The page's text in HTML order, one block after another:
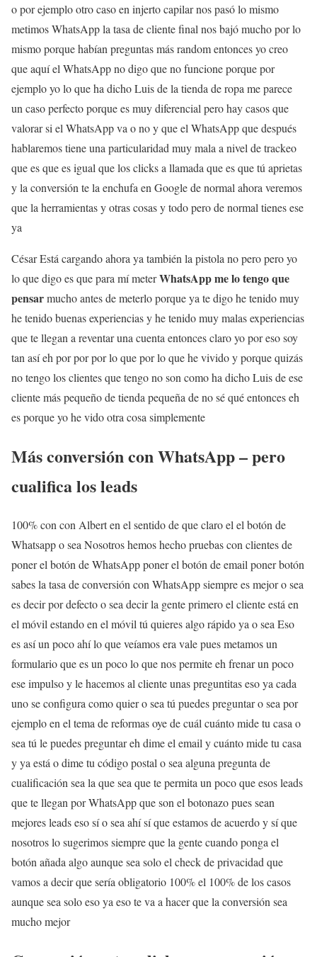
o por ejemplo otro caso en injerto capilar nos pasó lo mismo
metimos WhatsApp la tasa de cliente final nos bajó mucho por lo
mismo porque habían preguntas más random entonces yo creo
que aquí el WhatsApp no digo que no funcione porque por
ejemplo yo lo que ha dicho Luis de la tienda de ropa me parece
un caso perfecto porque es muy diferencial pero hay casos que
valorar si el WhatsApp va o no y que el WhatsApp que después
hablaremos tiene una particularidad muy mala a nivel de trackeo
que es que es igual que los clicks a llamada que es que tú aprietas
y la conversión te la enchufa en Google de normal ahora veremos
que la herramientas y otras cosas y todo pero de normal tienes ese
ya
César Está cargando ahora ya también la pistola no pero pero yo
lo que digo es que para mí meterWhatsApp me lo tengo que
pensarmucho antes de meterlo porque ya te digo he tenido muy
he tenido buenas experiencias y he tenido muy malas experiencias
que te llegan a reventar una cuenta entonces claro yo por eso soy
tan así eh por por por lo que por lo que he vivido y porque quizás
no tengo los clientes que tengo no son como ha dicho Luis de ese
cliente más pequeño de tienda pequeña de no sé qué entonces eh
es porque yo he vido otra cosa simplemente
Más conversión con WhatsApp – pero
cualifica los leads
100% con con Albert en el sentido de que claro el el botón de
Whatsapp o sea Nosotros hemos hecho pruebas con clientes de
poner el botón de WhatsApp poner el botón de email poner botón
sabes la tasa de conversión con WhatsApp siempre es mejor o sea
es decir por defecto o sea decir la gente primero el cliente está en
el móvil estando en el móvil tú quieres algo rápido ya o sea Eso
es así un poco ahí lo que veíamos era vale pues metamos un
formulario que es un poco lo que nos permite eh frenar un poco
ese impulso y le hacemos al cliente unas preguntitas eso ya cada
uno se configura como quier o sea tú puedes preguntar o sea por
ejemplo en el tema de reformas oye de cuál cuánto mide tu casa o
sea tú le puedes preguntar eh dime el email y cuánto mide tu casa
y ya está o dime tu código postal o sea alguna pregunta de
cualificación sea la que sea que te permita un poco que esos leads
que te llegan por WhatsApp que son el botonazo pues sean
mejores leads eso sí o sea ahí sí que estamos de acuerdo y sí que
nosotros lo sugerimos siempre que la gente cuando ponga el
botón añada algo aunque sea solo el check de privacidad que
vamos a decir que sería obligatorio 100% el 100% de los casos
aunque sea solo eso ya eso te va a hacer que la conversión sea
mucho mejor